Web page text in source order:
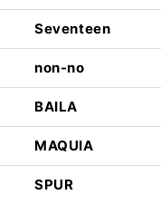
Seventeen
non-no
BAILA
MAQUIA
SPUR